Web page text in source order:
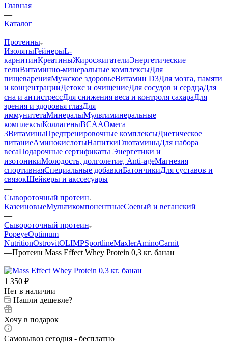
Главная
—
Каталог
—
Протеины
ИзолятыГейнерыL-
карнитинКреатиныЖиросжигателиЭнергетические
гелиВитаминно-минеральные комплексыДля
пищеваренияМужское здоровьеВитамин D3Для мозга, памяти
и концентрацииДетокс и очищениеДля сосудов и сердцаДля
сна и антистрессДля снижения веса и контроля сахараДля
зрения и здоровья глазДля
иммунитетаМинералыМультиминеральные
комплексыКоллагеныBCAAОмега
3ВитаминыПредтренировочные комплексыДиетическое
питаниеАминокислотыНапиткиГлютаминыДля набора
весаПодарочные сертификаты Энергетики и
изотоникиМолодость, долголетие, Anti-ageМагнезия
спортивнаяСпециальные добавкиБатончикиДля суставов и
связокШейкеры и акссесуары
—
Сывороточный протеин
КазеиновыеМультикомпонентныеСоевый и веганский
—
Сывороточный протеин
PopeyeOptimum
NutritionOstrovitOLIMPSportlineMaxlerAminoCarnit
—Протеин Mass Effect Whey Protein 0,3 кг. банан
1 350 ₽
Нет в наличии
Нашли дешевле?
Хочу в подарок
Самовывоз сегодня - бесплатно